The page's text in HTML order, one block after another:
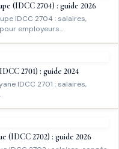
(IDCC 2704) : guide 2026
IDCC 2704 : salaires,
employeurs…
2701) : guide 2024
IDCC 2701 : salaires,
(IDCC 2702) : guide 2026